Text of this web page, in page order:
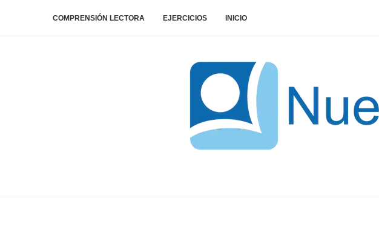
COMPRENSIÓN LECTORA EJERCICIOS INICIO